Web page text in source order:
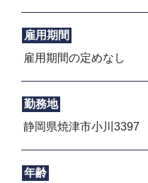
雇用期間
雇用期間の定めなし
勤務地
静岡県焼津市小川3397
年齢